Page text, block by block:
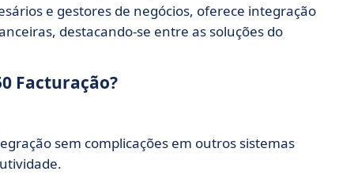
e gestores de negócios, oferece integração
destacando-se entre as soluções do
Facturação?
sem complicações em outros sistemas